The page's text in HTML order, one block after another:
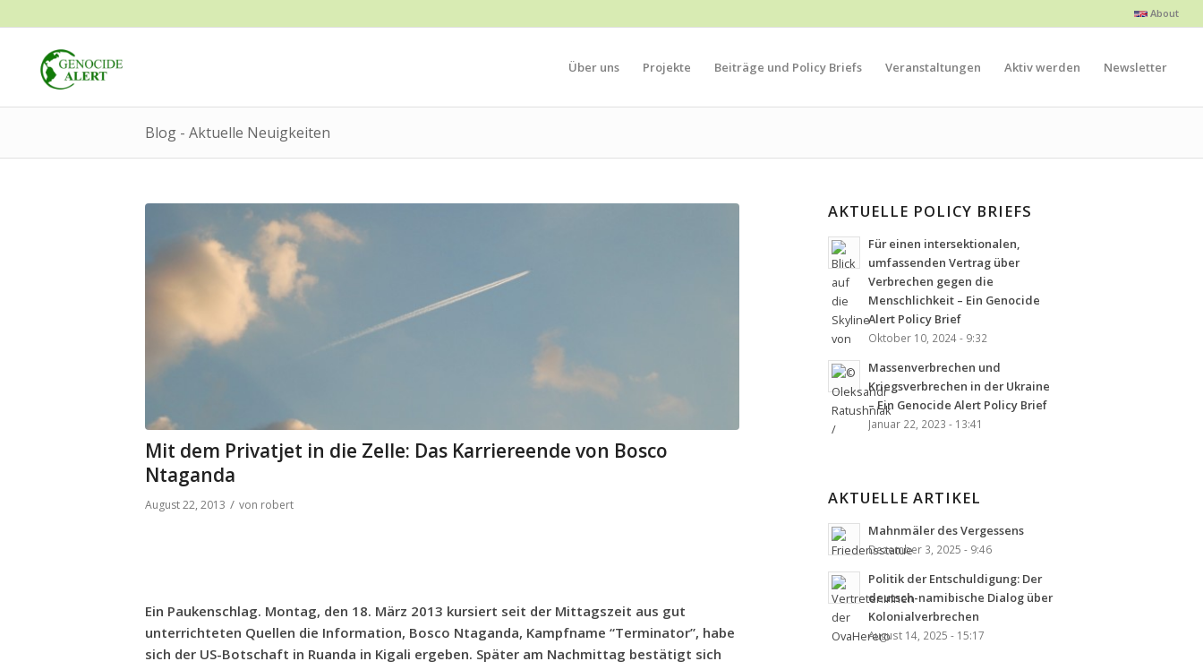
About
Über uns Projekte Beiträge und Policy Briefs Veranstaltungen Aktiv werden Newsletter
Blog - Aktuelle Neuigkeiten
Mit dem Privatjet in die Zelle: Das Karriereende von Bosco
Ntaganda
August 22, 2013 / von robert
Ein Paukenschlag. Montag, den 18. März 2013 kursiert seit der Mittagszeit aus gut
unterrichteten Quellen die Information, Bosco Ntaganda, Kampfname “Terminator”, habe
sich der US-Botschaft in Ruanda in Kigali ergeben. Später am Nachmittag bestätigt sich
AKTUELLE POLICY BRIEFS
Für einen intersektionalen,
umfassenden Vertrag über
Verbrechen gegen die
Menschlichkeit – Ein Genocide
Alert Policy Brief
Oktober 10, 2024 - 9:32
Massenverbrechen und
Kriegsverbrechen in der Ukraine
– Ein Genocide Alert Policy Brief
Januar 22, 2023 - 13:41
AKTUELLE ARTIKEL
Mahnmäler des Vergessens
Dezember 3, 2025 - 9:46
Politik der Entschuldigung: Der
deutsch-namibische Dialog über
Kolonialverbrechen
August 14, 2025 - 15:17